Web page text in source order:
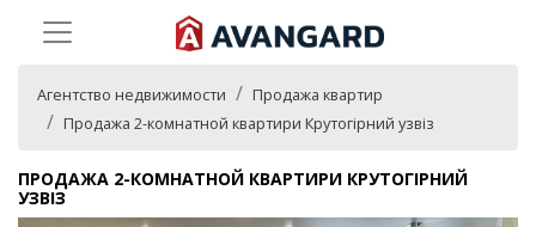
Агентство недвижимости
Продажа квартир
Продажа 2-комнатной квартири Крутогірний узвіз
ПРОДАЖА 2-КОМНАТНОЙ КВАРТИРИ КРУТОГІРНИЙ
УЗВІЗ